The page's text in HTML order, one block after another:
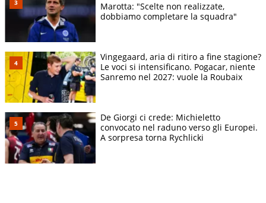
Marotta: "Scelte non realizzate,
dobbiamo completare la squadra"
Vingegaard, aria di ritiro a fine stagione?
Le voci si intensificano. Pogacar, niente
Sanremo nel 2027: vuole la Roubaix
De Giorgi ci crede: Michieletto
convocato nel raduno verso gli Europei.
A sorpresa torna Rychlicki